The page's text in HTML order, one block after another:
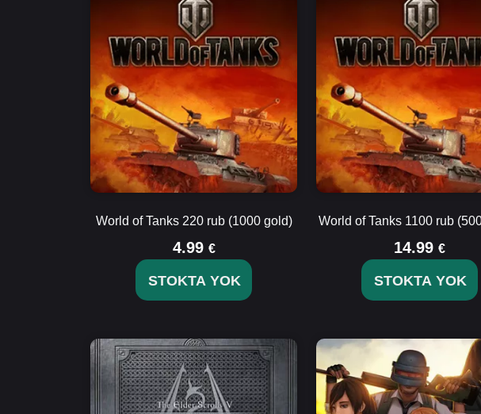
World of Tanks 220 rub (1000 gold)
4.99 €
STOKTA YOK
World of Tanks 1100 rub
14.99 €
STOKTA YOK